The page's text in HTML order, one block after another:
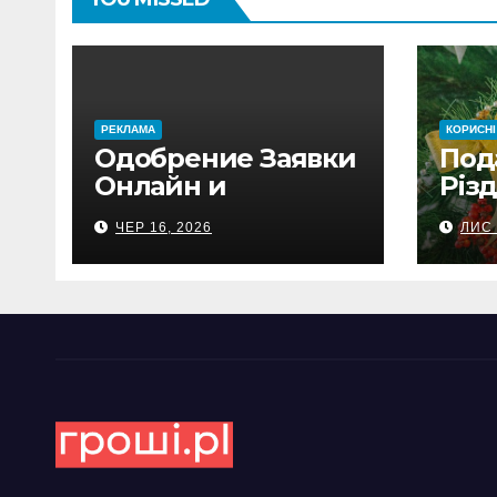
PЕКЛАМА
Одобрение Заявки
Онлайн и
Автоматический
Перевод на
Банковский Счёт.
ЧЕР 16, 2026 ЛИС